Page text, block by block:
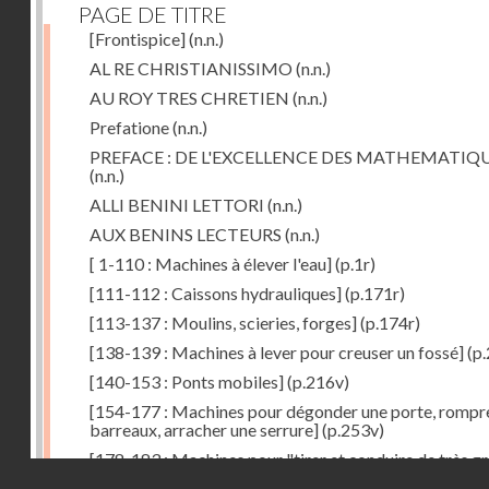
PAGE DE TITRE
[Frontispice](n.n.)
AL RE CHRISTIANISSIMO (n.n.)
AU ROY TRES CHRETIEN (n.n.)
Prefatione(n.n.)
PREFACE : DE L'EXCELLENCE DES
(n.n.)
ALLI BENINI LETTORI (n.n.)
AUX BENINS LECTEURS (n.n.)
[ 1-110 : Machines à élever l'eau](p.1r)
[111-112 : Caissons hydrauliques](p.171r)
[113-137 : Moulins, scieries, forges](p.174r)
[138-139 : Machines à lever pour creuser un fossé]
[140-153 : Ponts mobiles](p.216v)
[154-177 : Machines pour dégonder une porte,
barreaux, arracher une serrure](p.253v)
[178-183 : Machines pour "tirer et conduire de très